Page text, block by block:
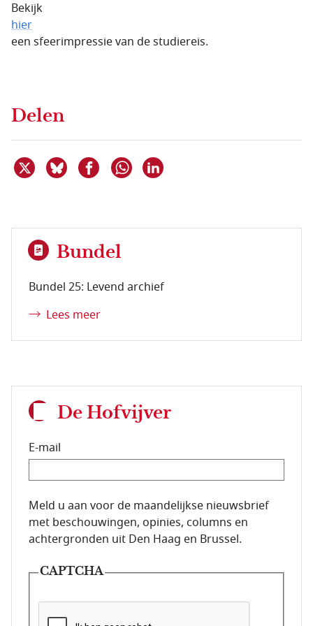
Bekijk
hier
een sfeerimpressie van de studiereis.
Delen
Deel dit item op X
Deel dit item op Bluesky
Deel dit item op Facebook
Delen via WhatsApp
Bundel
Bundel 25: Levend archief
Lees meer
De Hofvijver
E-mail
E-mailadres van de abonnee.
Meld u aan voor de maandelijkse nieuwsbrief
met beschouwingen, opinies, columns en
achtergronden uit Den Haag en Brussel.
CAPTCHA